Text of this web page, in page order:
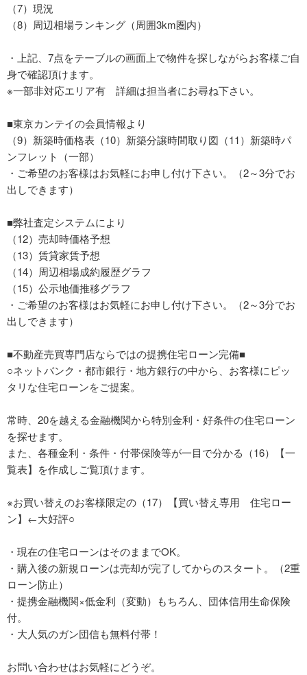
（7）現況
（8）周辺相場ランキング（周囲3km圏内）
・上記、7点をテーブルの画面上で物件を探しながらお客様ご自
身で確認頂けます。
※一部非対応エリア有 詳細は担当者にお尋ね下さい。
■東京カンテイの会員情報より
（9）新築時価格表（10）新築分譲時間取り図（11）新築時パ
ンフレット（一部）
・ご希望のお客様はお気軽にお申し付け下さい。（2～3分でお
出しできます）
■弊社査定システムにより
（12）売却時価格予想
（13）賃貸家賃予想
（14）周辺相場成約履歴グラフ
（15）公示地価推移グラフ
・ご希望のお客様はお気軽にお申し付け下さい。（2～3分でお
出しできます）
■不動産売買専門店ならではの提携住宅ローン完備■
○ネットバンク・都市銀行・地方銀行の中から、お客様にピッ
タリな住宅ローンをご提案。
常時、20を越える金融機関から特別金利・好条件の住宅ローン
を探せます。
また、各種金利・条件・付帯保険等が一目で分かる（16）【一
覧表】を作成しご覧頂けます。
※お買い替えのお客様限定の（17）【買い替え専用 住宅ロー
ン】←大好評○
・現在の住宅ローンはそのままでOK。
・購入後の新規ローンは売却が完了してからのスタート。（2重
ローン防止）
・提携金融機関×低金利（変動）もちろん、団体信用生命保険
付。
・大人気のガン団信も無料付帯！
お問い合わせはお気軽にどうぞ。